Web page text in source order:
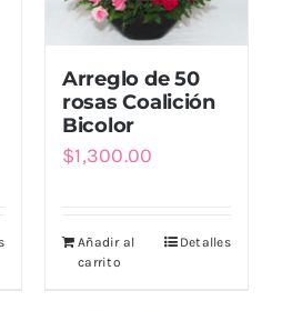
Arreglo de 50
rosas Coalición
Bicolor
$1,300.00
Añadir al
carrito
Detalles